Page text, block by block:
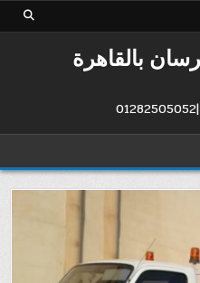
بالقاهرة